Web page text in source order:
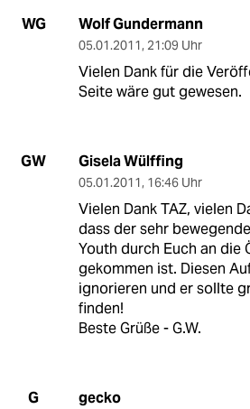
WG Wolf Gundermann
05.01.2011, 21:09 Uhr
Vielen Dank für die
Seite wäre gut gewesen.
GW Gisela Wülffing
05.01.2011, 16:46 Uhr
Vielen Dank TAZ, vielen
dass der sehr
Youth durch Euch an die
gekommen ist. Diesen
ignorieren und er sollte
finden!
Beste Grüße - G.W.
G gecko